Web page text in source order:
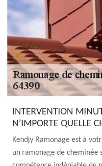
INTERVENTION
N’IMPORTE QUELLE
Kendjy Ramonage est à
un ramonage de cheminée